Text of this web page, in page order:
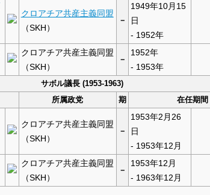
クロアチア共産主義同盟
（SKH）
－
1949年10月15
日
- 1952年
クロアチア共産主義同盟
（SKH）
－
1952年
- 1953年
サボル議長 (1953-1963)
所属政党 期 在任期間
クロアチア共産主義同盟
（SKH）
－
1953年2月26
日
- 1953年12月
クロアチア共産主義同盟
（SKH）
－
1953年12月
- 1963年12月